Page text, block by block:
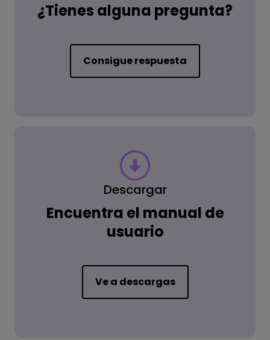
¿Tienes alguna pregunta?
Consigue respuesta
Descargar
Encuentra el manual de
usuario
Ve a descargas